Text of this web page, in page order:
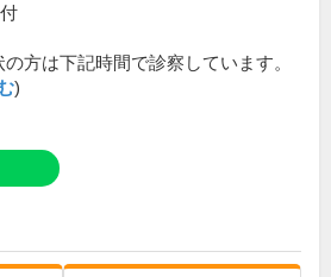
方は下記時間で診察しています。
)